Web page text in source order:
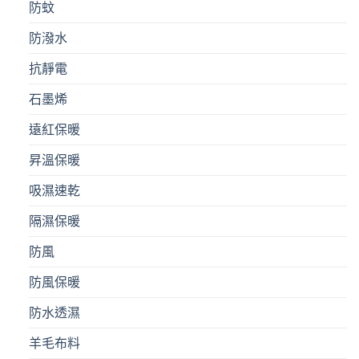
防蚊
防潑水
抗靜電
石墨烯
遠紅保暖
昇溫保暖
吸濕速乾
隔濕保暖
防風
防風保暖
防水透濕
羊毛布料